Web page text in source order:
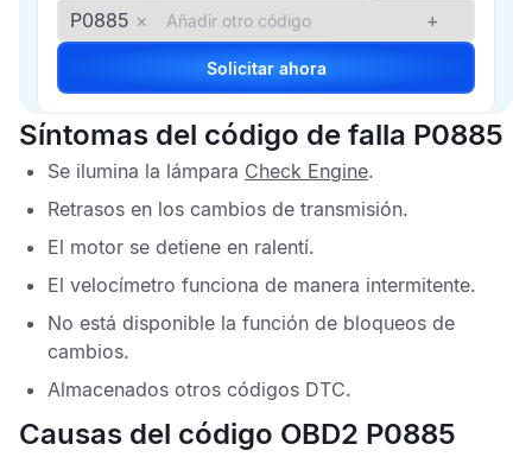
P0885 × +
Solicitar ahora
Síntomas del código de falla P0885
Se ilumina la lámpara Check Engine.
Retrasos en los cambios de transmisión.
El motor se detiene en ralentí.
El velocímetro funciona de manera intermitente.
No está disponible la función de bloqueos de
cambios.
Almacenados otros códigos DTC.
Causas del código OBD2 P0885